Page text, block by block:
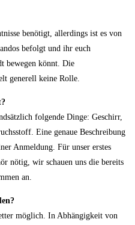
benötigt, allerdings ist es von
befolgt und ihr euch
bewegen könnt. Die
generell keine Rolle.
folgende Dinge: Geschirr,
Eine genaue Beschreibung
Anmeldung. Für unser erstes
nötig, wir schauen uns die bereits
an.
möglich. In Abhängigkeit von